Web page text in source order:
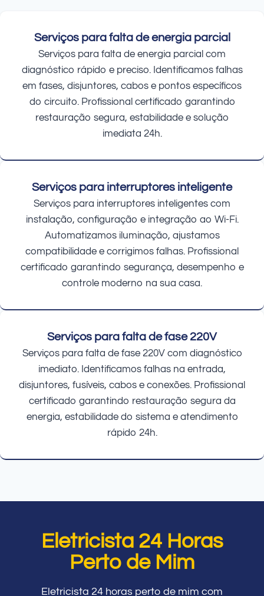
Serviços para falta de energia parcial
Serviços para falta de energia parcial com
diagnóstico rápido e preciso. Identificamos falhas
em fases, disjuntores, cabos e pontos específicos
do circuito. Profissional certificado garantindo
restauração segura, estabilidade e solução
imediata 24h.
Serviços para interruptores inteligente
Serviços para interruptores inteligentes com
instalação, configuração e integração ao Wi-Fi.
Automatizamos iluminação, ajustamos
compatibilidade e corrigimos falhas. Profissional
certificado garantindo segurança, desempenho e
controle moderno na sua casa.
Serviços para falta de fase 220V
Serviços para falta de fase 220V com diagnóstico
imediato. Identificamos falhas na entrada,
disjuntores, fusíveis, cabos e conexões. Profissional
certificado garantindo restauração segura da
energia, estabilidade do sistema e atendimento
rápido 24h.
Eletricista 24 Horas
Perto de Mim
Eletricista 24 horas perto de mim com